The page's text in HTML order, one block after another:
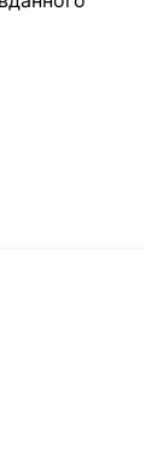
Whatsapp
в Messenger
в LinkedIn
news
Viber
в LinkedIn